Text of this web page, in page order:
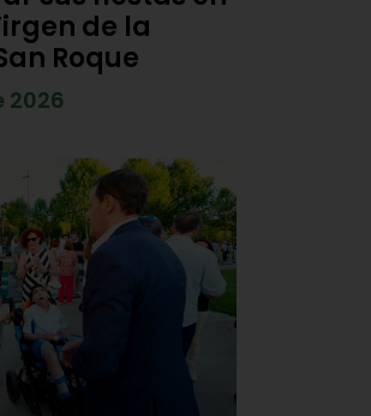
de la
Roque
2026